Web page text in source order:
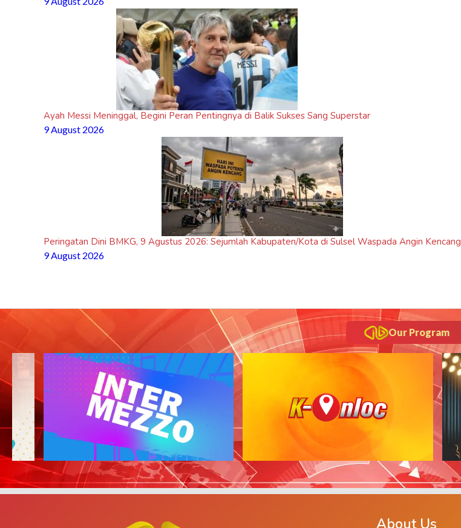
Ayah Messi Meninggal, Begini Peran Pentingnya di Balik Sukses Sang Superstar
9 August 2026
Peringatan Dini BMKG, 9 Agustus 2026: Sejumlah Kabupaten/Kota di Sulsel Waspada Angin Kencang
9 August 2026
Our Program
About Us